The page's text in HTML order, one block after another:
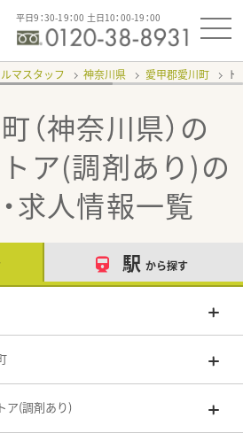
平日9：30-19：00 土日10：00-19：00
マスタッフ 神奈川県 愛甲郡愛川町
（神奈川県）の
ア(調剤あり)の
求人情報一覧
駅 から探す
ア(調剤あり)